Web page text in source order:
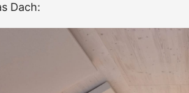
Dach: